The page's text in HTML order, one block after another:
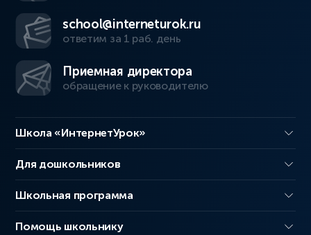
school@interneturok.ru
ответим за 1 раб. день
Приемная директора
обращение к руководителю
Школа «ИнтернетУрок»
Для дошкольников
Школьная программа
Помощь школьнику